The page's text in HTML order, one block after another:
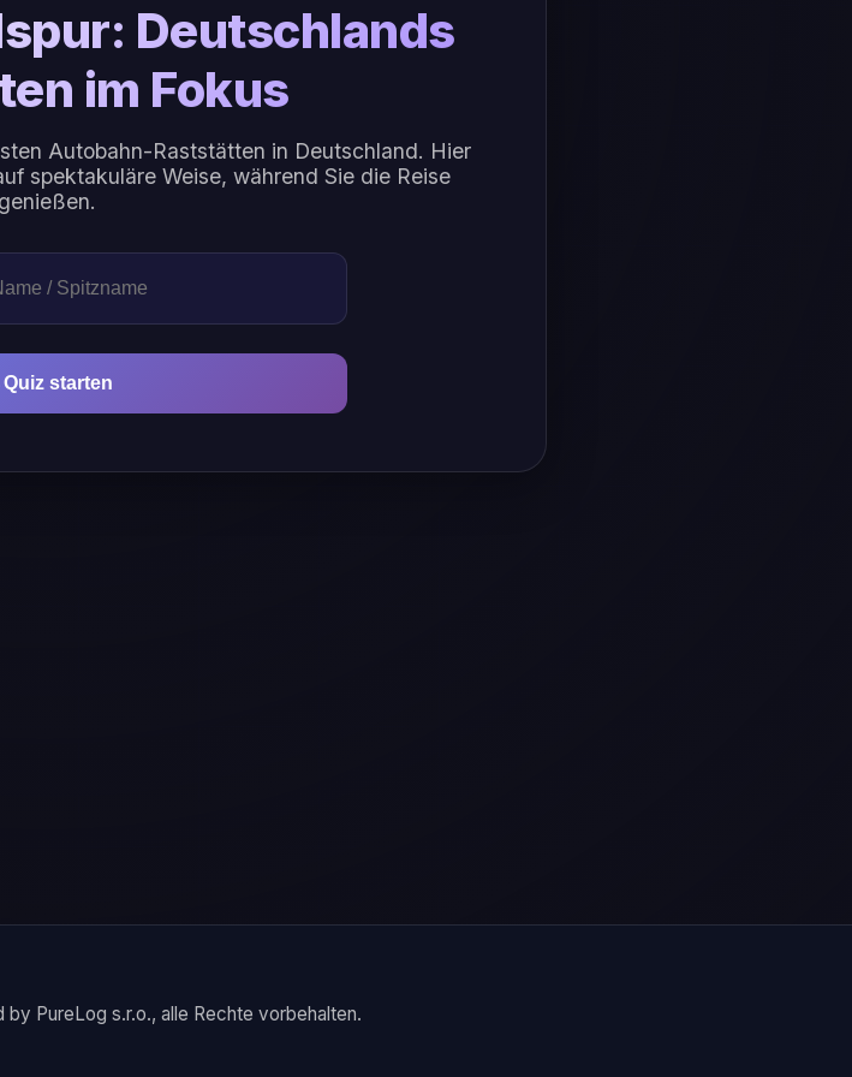
Deutschlands
im Fokus
Autobahn-Raststätten in Deutschland. Hier
spektakuläre Weise, während Sie die Reise
genießen.
Quiz starten
PureLog s.r.o., alle Rechte vorbehalten.